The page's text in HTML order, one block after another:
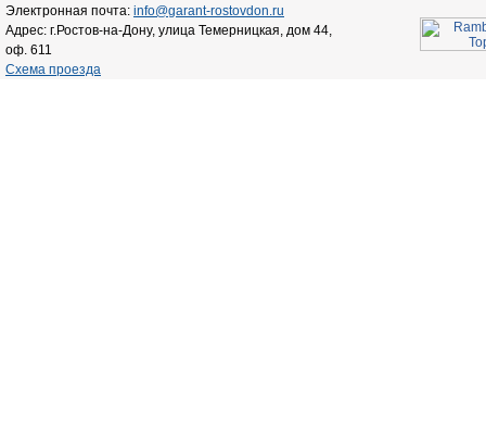
Электронная почта: info@garant-rostovdon.ru
Адрес: г.Ростов-на-Дону, улица Темерницкая, дом 44,
оф. 611
Схема проезда